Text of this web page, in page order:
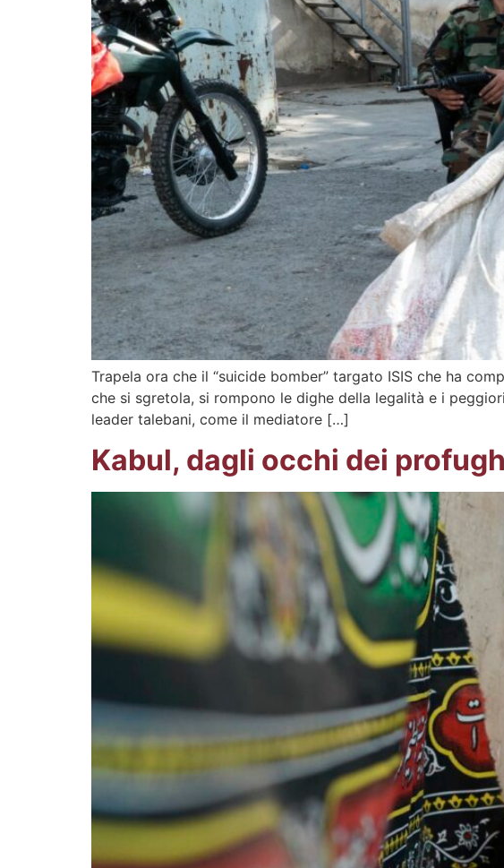
Trapela ora che il “suicide bomber” targato ISIS che ha
che si sgretola, si rompono le dighe della legalità e i
leader talebani, come il mediatore […]
Kabul, dagli occhi dei